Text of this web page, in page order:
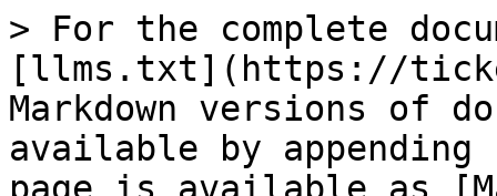
> For the complete documentation index, see [llms.txt](https://ticketking.xyz/docs/llms.txt). Markdown versions of documentation pages are available by appending `.md` to page URLs; this page is available as [Markdown](https://ticketking.xyz/docs/de/referenz/discord-permissions.md).

# Berechtigungen, die Ticket King in Discord benötigt

Der empfohlene Einladungslink gewährt Ticket King die Discord-Berechtigungen, die es benötigt. Die einfachste Einrichtung ist, diesen Link zu verwenden und die Berechtigungen des Bots unverändert zu lassen.

{% hint style="info" %}
Verwende den empfohlenen Einladungslink: <https://ticketking.xyz/invite?via=docs>
{% endhint %}

## Wofür der Bot jede Berechtigung verwendet

Die empfohlene Einladung enthält **Administrator** der Einfachheit halber, wodurch alles unten mit einer einzigen Gewährung abgedeckt wird. Wenn du lieber keine Administrator-Berechtigung vergeben möchtest, entferne sie nach der Einladung und gewähre stattdessen diese spezifischen Berechtigungen. Der Bot funktioniert genauso.

| Berechtigung                                                        | Warum Ticket King sie benötigt                                                                                                                                                                                                                                                                                                                    |
| ------------------------------------------------------------------- | ------------------------------------------------------------------------------------------------------------------------------------------------------------------------------------------------------------------------------------------------------------------------------------------------------------------------------------------------- |
| **Administrator**                                                   | Der Einfachheit halber in der empfohlenen Einladung enthalten. Optional. Kann durch die spezifischen Berechtigungen unten ersetzt werden.                                                                                                                                                                                                         |
| **Kanäle verwalten**                                                | Ticket-Kanäle erstellen, umbenennen und löschen.                                                                                                                                                                                                                                                                                                  |
| **Rollen verwalten**                                                | Festlegen, wer jedes Ticket sehen kann, indem Zugriffsrechte pro Benutzer und pro Rolle am Kanal gesetzt werden.                                                                                                                                                                                                                                  |
| **Nachrichten verwalten**                                           | Bot-Nachrichten aufräumen und eine Panel-Nachricht entfernen, wenn du sie verschiebst oder erneut sendest.                                                                                                                                                                                                                                        |
| **Threads verwalten**                                               | Thread-Tickets schließen.                                                                                                                                                                                                                                                                                                                         |
| **Öffentliche Threads erstellen** und **Private Threads erstellen** | Thread-Tickets und private Staff-Threads erstellen.                                                                                                                                                                                                                                                                                               |
| **Nachrichten in Threads senden**                                   | Innerhalb von Thread-Tickets antworten.                                                                                                                                                                                                                                                                                                           |
| **Kanal ansehen**                                                   | Panel-Kanäle und Ticket-Kanäle lesen.                                                                                                                                                                                                                                                                                                             |
| **Nachrichten senden**                                              |